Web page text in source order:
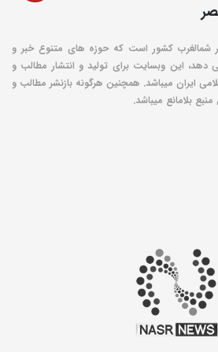
شمالغرب کشور است که حوزه های متنوع خبر و
این وبسایت برای تولید و انتشار مطالب و
ایران میباشد. همچنین هرگونه بازنشر مطالب و
منبع بلامانع میباشد.